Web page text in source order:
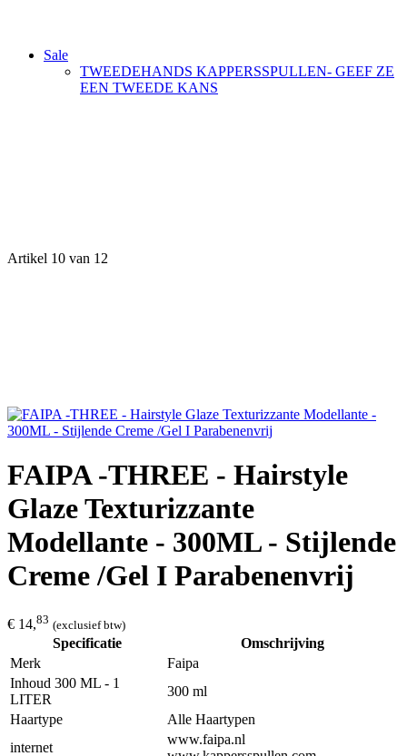
Sale
TWEEDEHANDS KAPPERSSPULLEN- GEEF ZE
EEN TWEEDE KANS
Artikel 10 van 12
FAIPA -THREE - Hairstyle
Glaze Texturizzante
Modellante - 300ML - Stijlende
Creme /Gel I Parabenenvrij
€ 14,83 (exclusief btw)
Specificatie
Omschrijving
Merk
Faipa
Inhoud 300 ML - 1
LITER
300 ml
Haartype
Alle Haartypen
internet
www.faipa.nl